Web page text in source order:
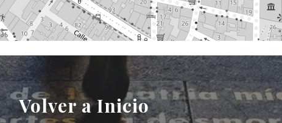
Volver a Inicio